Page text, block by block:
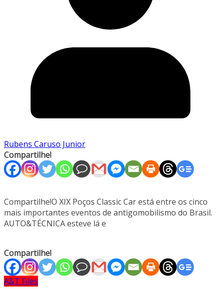
Rubens Caruso Junior
Compartilhe!
Compartilhe!O XIX Poços Classic Car está entre os cinco
mais importantes eventos de antigomobilismo do Brasil.
AUTO&TÉCNICA esteve lá e
Compartilhe!
A&T Files